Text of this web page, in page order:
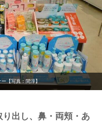
【写真：間淳】
出し、鼻・両頬・あ